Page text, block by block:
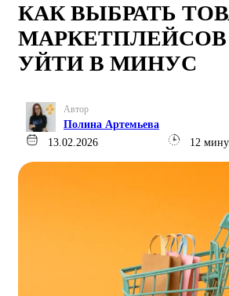
КАК ВЫБРАТЬ
МАРКЕТПЛЕЙСОВ
УЙТИ В МИНУС
Автор
Полина Артемьева
13.02.2026
12